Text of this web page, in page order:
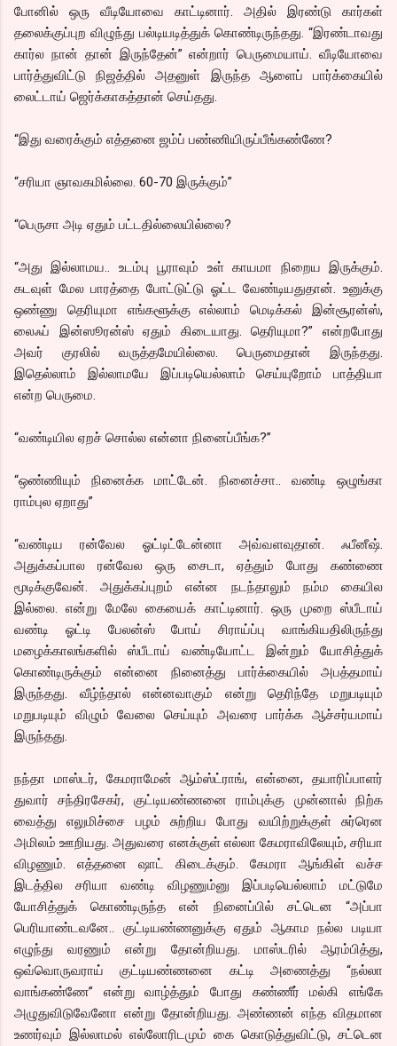
போனில் ஒரு வீடியோவை காட்டினார். அதில் இரண்டு கார்கள்
தலைக்குப்புற விழுந்து பல்டியடித்துக் கொண்டிருந்தது. “இரண்டாவது
கார்ல நான் தான் இருந்தேன்” என்றார் பெருமையாய். வீடியோவை
பார்த்துவிட்டு நிஜத்தில் அதனுள் இருந்த ஆளைப் பார்க்கையில்
லைட்டாய் ஜெர்க்காகத்தான் செய்தது.
“இது வரைக்கும் எத்தனை ஜம்ப் பண்ணியிருப்பீங்கண்ணே?
“சரியா ஞாவகமில்லை. 60-70 இருக்கும்”
“பெருசா அடி ஏதும் பட்டதில்லையில்லை?
“அது இல்லாமய.. உடம்பு பூராவும் உள் காயமா நிறைய இருக்கும்.
கடவுள் மேல பாரத்தை போட்டுட்டு ஓட்ட வேண்டியதுதான். உனுக்கு
ஒண்ணு தெரியுமா எங்களூக்கு எல்லாம் மெடிக்கல் இன்சூரன்ஸ்,
லைஃப் இன்ஸூரன்ஸ் ஏதும் கிடையாது. தெரியுமா?” என்றபோது
அவர் குரலில் வருத்தமேயில்லை. பெருமைதான் இருந்தது.
இதெல்லாம் இல்லாமயே இப்படியெல்லாம் செய்யுறோம் பாத்தியா
என்ற பெருமை.
“வண்டியில ஏறச் சொல்ல என்னா நினைப்பீங்க?”
“ஒண்ணியும் நினைக்க மாட்டேன். நினைச்சா.. வண்டி ஒழுங்கா
ராம்புல ஏறாது”
“வண்டிய ரன்வேல ஓட்டிட்டேன்னா அவ்வளவுதான். ஃபீனீஷ்.
அதுக்கப்பால ரன்வேல ஒரு சைடா, ஏத்தும் போது கண்ணை
மூடிக்குவேன். அதுக்கப்புறம் என்ன நடந்தாலும் நம்ம கையில
இல்லை. என்று மேலே கையைக் காட்டினார். ஒரு முறை ஸ்பீடாய்
வண்டி ஓட்டி பேலன்ஸ் போய் சிராய்ப்பு வாங்கியதிலிருந்து
மழைக்காலங்களில் ஸ்பீடாய் வண்டியோட்ட இன்றும் யோசித்துக்
கொண்டிருக்கும் என்னை நினைத்து பார்க்கையில் அபத்தமாய்
இருந்தது. வீழ்ந்தால் என்னவாகும் என்று தெரிந்தே மறுபடியும்
மறுபடியும் விழும் வேலை செய்யும் அவரை பார்க்க ஆச்சர்யமாய்
இருந்தது.
நந்தா மாஸ்டர், கேமராமேன் ஆம்ஸ்ட்ராங், என்னை, தயாரிப்பாளர்
துவார் சந்திரசேகர், குட்டியண்ணனை ராம்புக்கு முன்னால் நிற்க
வைத்து எலுமிச்சை பழம் சுற்றிய போது வயிற்றுக்குள் சுர்ரென
அமிலம் ஊறியது. அதுவரை எனக்குள் எல்லா கேமராவிலேயும், சரியா
விழணும். எத்தனை ஷாட் கிடைக்கும். கேமரா ஆங்கிள் வச்ச
இடத்தில சரியா வண்டி விழணும்னு இப்படியெல்லாம் மட்டுமே
யோசித்துக் கொண்டிருந்த என் நினைப்பில் சட்டென “அப்பா
பெரியாண்டவனே.. குட்டியண்ணனுக்கு ஏதும் ஆகாம நல்ல படியா
எழுந்து வரணும் என்று தோன்றியது. மாஸ்டரில் ஆரம்பித்து,
ஒவ்வொருவராய் குட்டியண்ணனை கட்டி அணைத்து “நல்லா
வாங்கண்ணே” என்று வாழ்த்தும் போது கண்ணீர் மல்கி எங்கே
அழுதுவிடுவேனோ என்று தோன்றியது. அண்ணன் எந்த விதமான
உணர்வும் இல்லாமல் எல்லோரிடமும் கை கொடுத்துவிட்டு, சட்டென